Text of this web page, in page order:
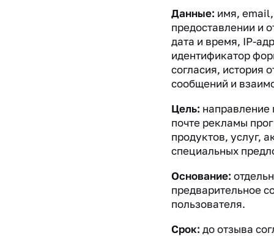
Данные: имя,
предоставлении и
дата и время, IP-
идентификатор
согласия, история
сообщений и
Цель: направление
почте рекламы
продуктов, услуг,
специальных
Основание:
предварительное
пользователя.
Срок: до отзыва